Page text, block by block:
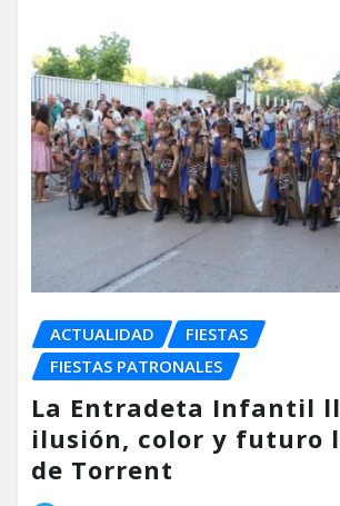
ACTUALIDAD
FIESTAS
FIESTAS PATRONALES
La Entradeta Infantil
ilusión, color y futuro
de Torrent